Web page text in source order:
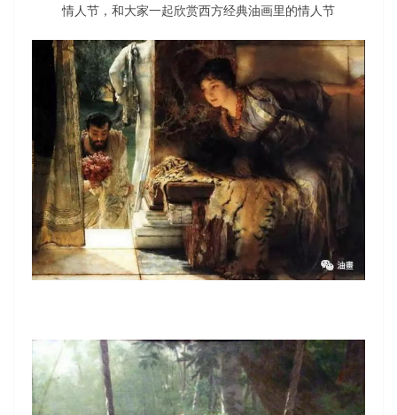
情人节，和大家一起欣赏西方经典油画里的情人节